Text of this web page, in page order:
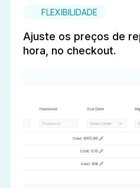
FLEXIBILIDADE
Ajuste os preços de
hora, no checkout.